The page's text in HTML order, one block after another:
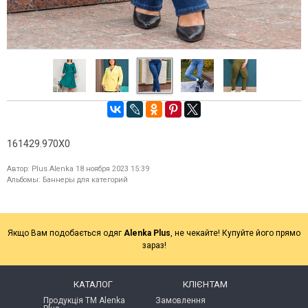
161429.970X0
Автор: Plus Alenka 18 ноября 2023 15:39
Альбомы: Баннеры для категорий
Якщо Вам подобається одяг Alenka Plus, не чекайте! Купуйте його прямо
зараз!
КАТАЛОГ
Продукція ТМ Alenka
КЛІЄНТАМ
Замовлення